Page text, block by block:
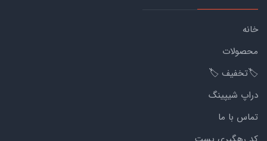
خانه
محصولات
🏷️تخفیف 🏷️
دراپ شیپینگ
تماس با ما